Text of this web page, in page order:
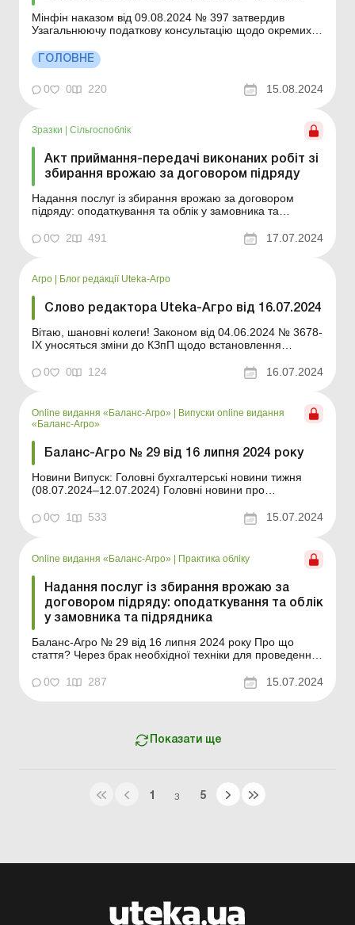
Мінфін наказом від 09.08.2024 № 397 затвердив
Узагальнюючу податкову консультацію щодо окремих
оподаткування податком на додану вартість,
встановленого пунктом 197.15 статті 197 Податкового
відпов...
ГОЛОВНЕ
0 0 220 15.08.2024
Зразки | Сільгоспоблік
Акт приймання-передачі виконаних робіт зі
збирання врожаю за договором підряду
Надання послуг із збирання врожаю за договором
підряду: оподаткування та облік у замовника та
завантаження Див. також: Акт приймання-передачі
виконаних робіт з посіву за договором підряду ...
0 2 491 17.07.2024
Агро Блог редакції Uteka-Агро
Слово редактора Uteka-Агро від 16.07.2024
Вітаю, шановні колеги! Законом від 04.06.2024 № 3678-
ІХ уносяться зміни до КЗпП щодо встановлення
ініціативи роботодавця та деяких інших питань. Нові
норми КЗпП набудуть чинності з 27 вересня 2024 року.
0 0 124 16.07.2024
Online видання «Баланс-Агро»
Випуски online видання
«Баланс-Агро»
Баланс-Агро № 29 від 16 липня 2024 року
Новини Випуск: Головні бухгалтерські новини тижня
(08.07.2024–12.07.2024) Головні новини про
щодня Зміст номеру Правова допомога Читати У які
строки зараз можна оскаржити податкове
0 1 533 15.07.2024
Online видання «Баланс-Агро» | Практика обліку
Надання послуг із збирання врожаю за
договором підряду: оподаткування та облік
у замовника та підрядника
Баланс-Агро № 29 від 16 липня 2024 року Про що
стаття? Через брак необхідної техніки для проведення
часто вдаються до оформлення взаємовідносин на
основі договору підряду. Тобто одна сторона (власник
0 1 287 15.07.2024
Показати ще
1 З 5